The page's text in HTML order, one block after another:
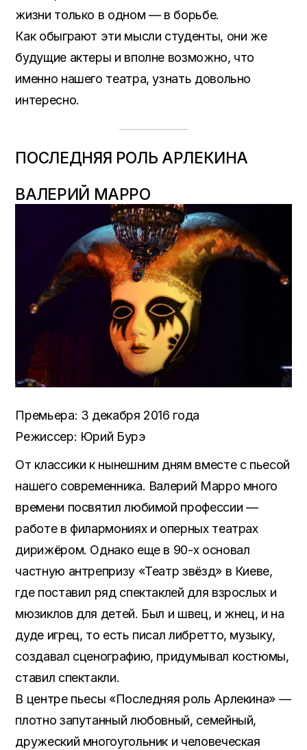
жизни только в одном — в борьбе.
Как обыграют эти мысли студенты, они же
будущие актеры и вполне возможно, что
именно нашего театра, узнать довольно
интересно.
ПОСЛЕДНЯЯ РОЛЬ АРЛЕКИНА
ВАЛЕРИЙ МАРРО
Премьера: 3 декабря 2016 года
Режиссер: Юрий Бурэ
От классики к нынешним дням вместе с пьесой
нашего современника. Валерий Марро много
времени посвятил любимой профессии —
работе в филармониях и оперных театрах
дирижёром. Однако еще в 90-х основал
частную антрепризу «Театр звёзд» в Киеве,
где поставил ряд спектаклей для взрослых и
мюзиклов для детей. Был и швец, и жнец, и на
дуде игрец, то есть писал либретто, музыку,
создавал сценографию, придумывал костюмы,
ставил спектакли.
В центре пьесы «Последняя роль Арлекина» —
плотно запутанный любовный, семейный,
дружеский многоугольник и человеческая